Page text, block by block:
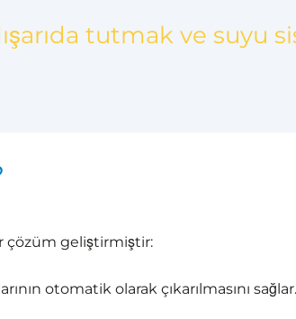
tutmak ve
çözüm geliştirmiştir:
otomatik olarak çıkarılmasını